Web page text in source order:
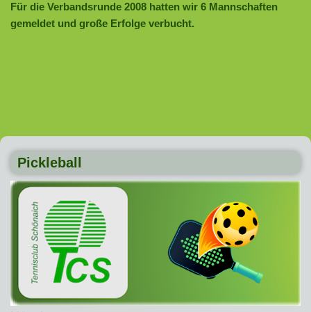
Für die Verbandsrunde 2008 hatten wir 6 Mannschaften
gemeldet und große Erfolge verbucht.
Pickleball